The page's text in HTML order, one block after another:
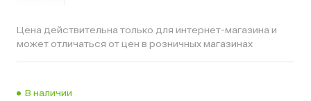
Цена действительна только для интернет-магазина и
может отличаться от цен в розничных магазинах
В наличии